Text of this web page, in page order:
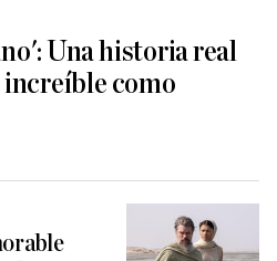
Una historia real
increíble como